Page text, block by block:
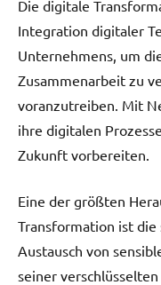
Die digitale
Integration digitaler
Unternehmens, um
Zusammenarbeit zu
voranzutreiben. Mit
ihre digitalen
Zukunft vorbereiten.
Eine der größten
Transformation ist
Austausch von
seiner